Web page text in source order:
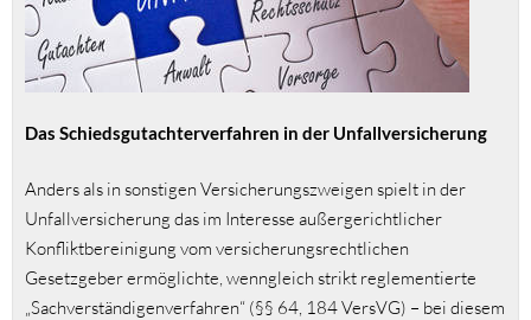
Das Schiedsgutachterverfahren in der Unfallversicherung
Anders als in sonstigen Versicherungszweigen spielt in der
Unfallversicherung das im Interesse außergerichtlicher
Konfliktbereinigung vom versicherungsrechtlichen
Gesetzgeber ermöglichte, wenngleich strikt reglementierte
„Sachverständigenverfahren“ (§§ 64, 184 VersVG) – bei diesem